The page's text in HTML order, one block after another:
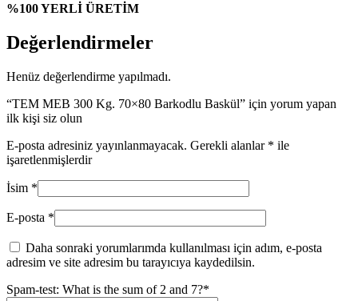
%100 YERLİ ÜRETİM
Değerlendirmeler
Henüz değerlendirme yapılmadı.
“TEM MEB 300 Kg. 70×80 Barkodlu Baskül” için yorum yapan
ilk kişi siz olun
E-posta adresiniz yayınlanmayacak. Gerekli alanlar * ile
işaretlenmişlerdir
İsim *
E-posta *
Daha sonraki yorumlarımda kullanılması için adım, e-posta
adresim ve site adresim bu tarayıcıya kaydedilsin.
Spam-test: What is the sum of 2 and 7?*